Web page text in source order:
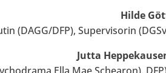
Hilde
(DAGG/DFP), Supervisorin
Jutta